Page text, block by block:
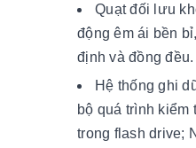
Quạt đối lưu
động êm ái bền
định và đồng đều.
Hệ thống ghi
bộ quá trình
trong flash drive;